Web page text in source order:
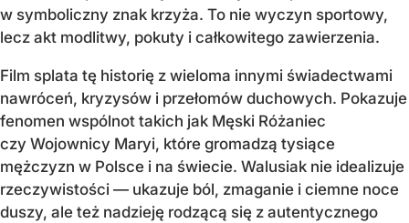
w symboliczny znak krzyża. To nie wyczyn sportowy,
lecz akt modlitwy, pokuty i całkowitego zawierzenia.
Film splata tę historię z wieloma innymi świadectwami
nawróceń, kryzysów i przełomów duchowych. Pokazuje
fenomen wspólnot takich jak Męski Różaniec
czy Wojownicy Maryi, które gromadzą tysiące
mężczyzn w Polsce i na świecie. Walusiak nie idealizuje
rzeczywistości — ukazuje ból, zmaganie i ciemne noce
duszy, ale też nadzieję rodzącą się z autentycznego